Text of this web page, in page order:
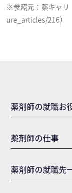
※参照元：薬キャ
ure_articles/216）
薬剤師の就職お
薬剤師の仕事
薬剤師の就職先